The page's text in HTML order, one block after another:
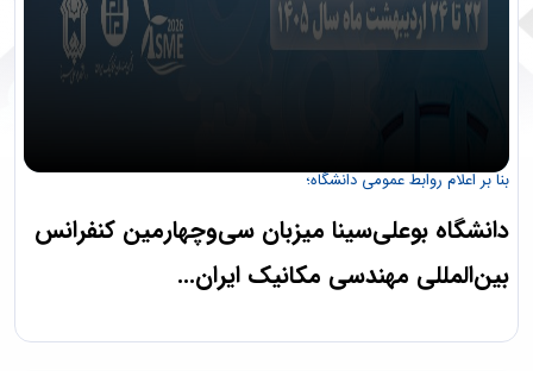
بنا بر اعلام روابط عمومی دانشگاه؛
دانشگاه بوعلی‌سینا میزبان سی‌وچهارمین کنفرانس
بین‌المللی مهندسی مکانیک ایران...